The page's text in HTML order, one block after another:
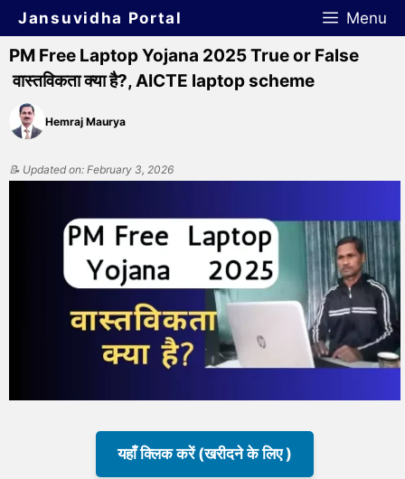
Jansuvidha Portal Menu
PM Free Laptop Yojana 2025 True or False
वास्तविकता क्या है?, AICTE laptop scheme
Hemraj Maurya
📝 Updated on: February 3, 2026
यहाँ क्लिक करें (खरीदने के लिए )